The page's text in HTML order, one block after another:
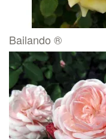
Bailando ®